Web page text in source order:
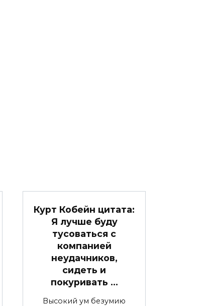
Курт Кобейн цитата:
Я лучше буду
тусоваться с
компанией
неудачников,
сидеть и
покуривать …
Высокий ум безумию